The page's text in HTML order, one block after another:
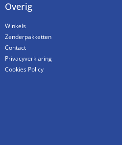
Overig
Winkels
Zenderpakketten
Contact
Privacyverklaring
Cookies Policy